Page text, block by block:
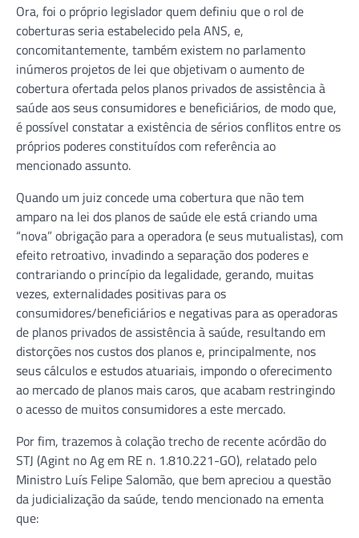
Ora, foi o próprio legislador quem definiu que o rol de
coberturas seria estabelecido pela ANS, e,
concomitantemente, também existem no parlamento
inúmeros projetos de lei que objetivam o aumento de
cobertura ofertada pelos planos privados de assistência à
saúde aos seus consumidores e beneficiários, de modo que,
é possível constatar a existência de sérios conflitos entre os
próprios poderes constituídos com referência ao
mencionado assunto.
Quando um juiz concede uma cobertura que não tem
amparo na lei dos planos de saúde ele está criando uma
“nova” obrigação para a operadora (e seus mutualistas), com
efeito retroativo, invadindo a separação dos poderes e
contrariando o princípio da legalidade, gerando, muitas
vezes, externalidades positivas para os
consumidores/beneficiários e negativas para as operadoras
de planos privados de assistência à saúde, resultando em
distorções nos custos dos planos e, principalmente, nos
seus cálculos e estudos atuariais, impondo o oferecimento
ao mercado de planos mais caros, que acabam restringindo
o acesso de muitos consumidores a este mercado.
Por fim, trazemos à colação trecho de recente acórdão do
STJ (Agint no Ag em RE n. 1.810.221-GO), relatado pelo
Ministro Luís Felipe Salomão, que bem apreciou a questão
da judicialização da saúde, tendo mencionado na ementa
que: